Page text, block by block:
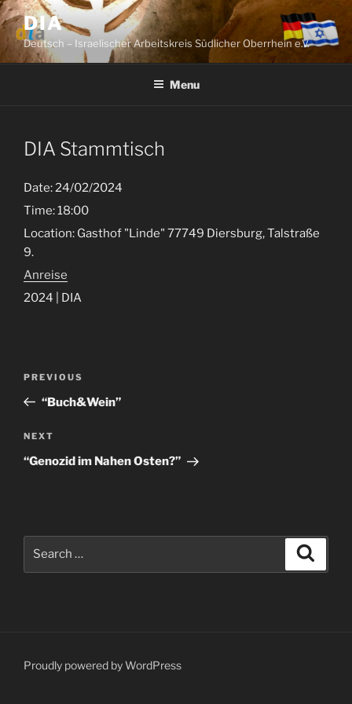
Skip
to
content
DIA
Deutsch – Israelischer Arbeitskreis Südlicher Oberrhein e.V.
Menu
DIA Stammtisch
Date: 24/02/2024
Time:18:00
Location: Gasthof "Linde" 77749 Diersburg, Talstraße
9.
Anreise
2024 | DIA
Previous
Post
PREVIOUS
“Buch&Wein”
Next
Post
NEXT
“Genozid im Nahen Osten?”
Proudly powered by WordPress